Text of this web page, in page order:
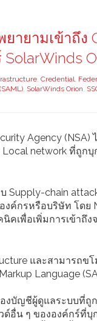
ายามเข้าถึง
, Credential,
, SolarWinds Orion,
Agency (NSA)
network ที่ถูก
Supply-chain
ค์กรหรือบริษัท โดย
คเพื่อเพิ่มการเข้าถึ
และสามารถข
Language
งบัญชีผู้ดูแลระบบที่
ด์อื่น ๆ ขององค์กร์ที่บุ